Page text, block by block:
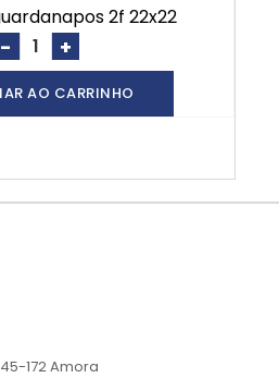
2f 22x22
- +
AO CARRINHO
172 Amora